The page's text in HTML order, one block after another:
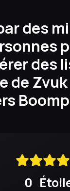
des
des
de
0